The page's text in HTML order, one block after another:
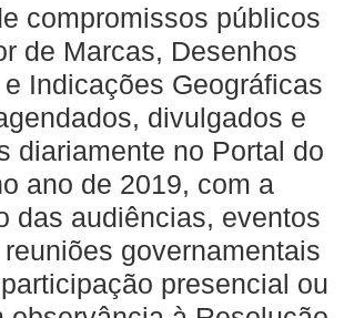
compromissos públicos
de Marcas, Desenhos
Indicações Geográficas
divulgados e
diariamente no Portal do
ano de 2019, com a
das audiências, eventos
governamentais
presencial ou